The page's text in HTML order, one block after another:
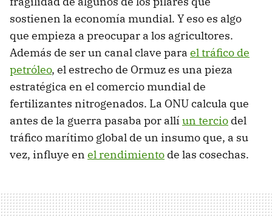
sostienen la economía mundial. Y eso es algo
que empieza a preocupar a los agricultores.
Además de ser un canal clave para el tráfico de
petróleo, el estrecho de Ormuz es una pieza
estratégica en el comercio mundial de
fertilizantes nitrogenados. La ONU calcula que
antes de la guerra pasaba por allí un tercio del
tráfico marítimo global de un insumo que, a su
vez, influye en el rendimiento de las cosechas.